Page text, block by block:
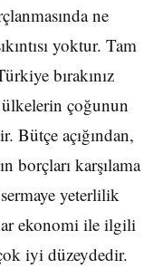
ne
yoktur. Tam
bırakınız
çoğunun
Bütçe açığından,
borçları karşılama
yeterlilik
ekonomi ile ilgili
iyi düzeydedir.